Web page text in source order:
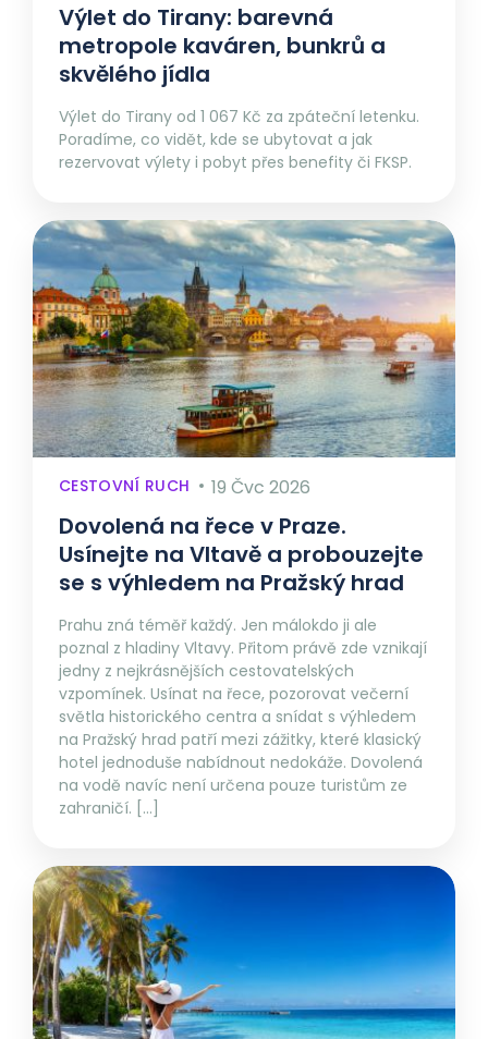
Výlet do Tirany: barevná
metropole kaváren, bunkrů a
skvělého jídla
Výlet do Tirany od 1 067 Kč za zpáteční letenku.
Poradíme, co vidět, kde se ubytovat a jak
rezervovat výlety i pobyt přes benefity či FKSP.
CESTOVNÍ RUCH 19 Čvc 2026
Dovolená na řece v Praze.
Usínejte na Vltavě a probouzejte
se s výhledem na Pražský hrad
Prahu zná téměř každý. Jen málokdo ji ale
poznal z hladiny Vltavy. Přitom právě zde vznikají
jedny z nejkrásnějších cestovatelských
vzpomínek. Usínat na řece, pozorovat večerní
světla historického centra a snídat s výhledem
na Pražský hrad patří mezi zážitky, které klasický
hotel jednoduše nabídnout nedokáže. Dovolená
na vodě navíc není určena pouze turistům ze
zahraničí. […]